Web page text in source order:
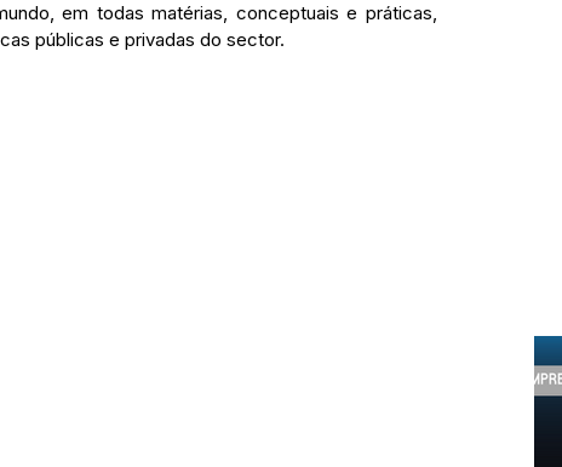
em todas matérias, conceptuais e práticas,
públicas e privadas do sector.